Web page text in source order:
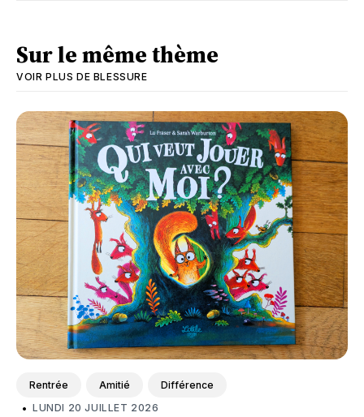
Sur le même thème
VOIR PLUS DE BLESSURE
Rentrée Amitié Différence
• LUNDI 20 JUILLET 2026